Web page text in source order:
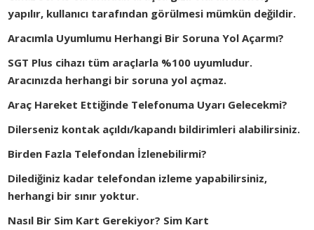
yapılır, kullanıcı tarafından görülmesi mümkün değildir.
Aracımla Uyumlumu Herhangi Bir Soruna Yol Açarmı?
SGT Plus cihazı tüm araçlarla %100 uyumludur.
Aracınızda herhangi bir soruna yol açmaz.
Araç Hareket Ettiğinde Telefonuma Uyarı Gelecekmi?
Dilerseniz kontak açıldı/kapandı bildirimleri alabilirsiniz.
Birden Fazla Telefondan İzlenebilirmi?
Dilediğiniz kadar telefondan izleme yapabilirsiniz,
herhangi bir sınır yoktur.
Nasıl Bir Sim Kart Gerekiyor? Sim Kart